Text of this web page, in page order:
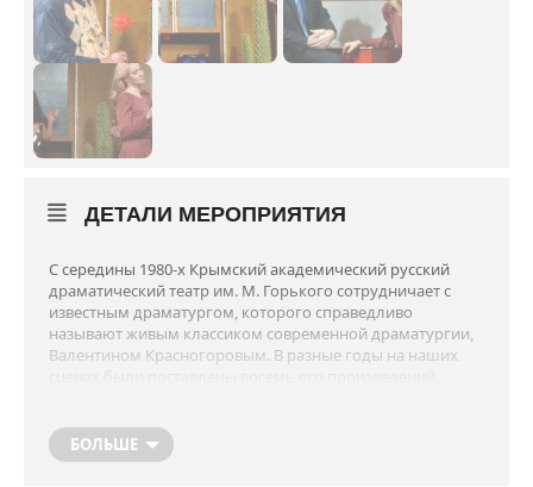
ДЕТАЛИ МЕРОПРИЯТИЯ
С середины 1980-х Крымский академический русский
драматический театр им. М. Горького сотрудничает с
известным драматургом, которого справедливо
называют живым классиком современной драматургии,
Валентином Красногоровым. В разные годы на наших
драматурга, воплощенная на наших подмостках.
БОЛЬШЕ